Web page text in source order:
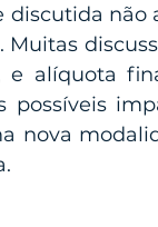
não
alíquota
possíveis
nova